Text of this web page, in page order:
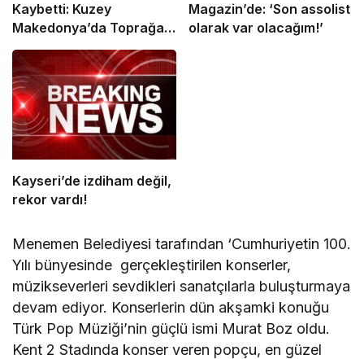
Kaybetti: Kuzey
Makedonya’da Toprağa
Verilecek
Magazin’de: ‘Son assolist
olarak var olacağım!’
Kayseri’de izdiham değil,
rekor vardı!
Menemen Belediyesi tarafından ‘Cumhuriyetin 100.
Yılı bünyesinde gerçekleştirilen konserler,
müzikseverleri sevdikleri sanatçılarla buluşturmaya
devam ediyor. Konserlerin dün akşamki konuğu
Türk Pop Müziği’nin güçlü ismi Murat Boz oldu.
Kent 2 Stadında konser veren popçu, en güzel